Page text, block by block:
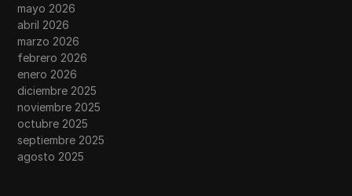
mayo 2026
abril 2026
marzo 2026
febrero 2026
enero 2026
diciembre 2025
noviembre 2025
octubre 2025
septiembre 2025
agosto 2025